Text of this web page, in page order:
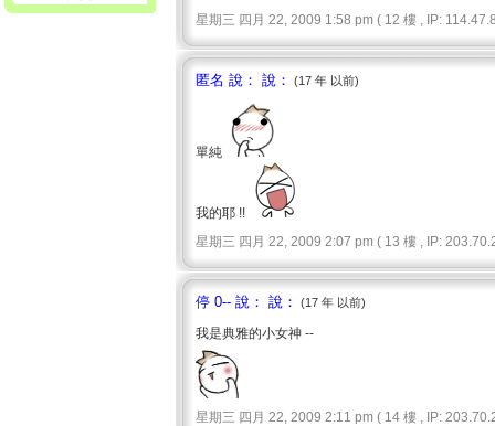
星期三 四月 22, 2009 1:58 pm ( 12 樓 , IP:
匿名 說： 說： (17 年 以前)
單純
我的耶 !!
星期三 四月 22, 2009 2:07 pm ( 13 樓 , IP:
停 0-- 說： 說： (17 年 以前)
我是典雅的小女神 --
星期三 四月 22, 2009 2:11 pm ( 14 樓 , IP: